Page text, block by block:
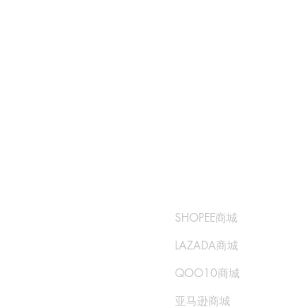
SHOPEE商城
LAZADA商城
QOO10商城
亚马逊商城